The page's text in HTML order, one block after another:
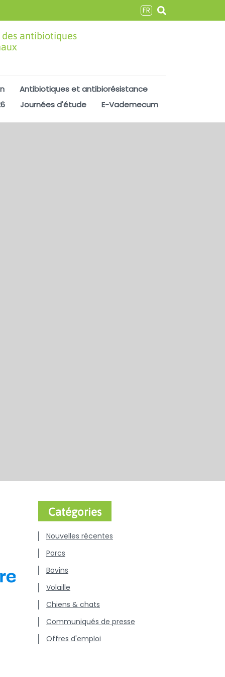
FR
antibiotiques
Antibiotiques et antibiorésistance
Journées d'étude E-Vademecum
Catégories
Nouvelles récentes
Porcs
Bovins
Volaille
Chiens & chats
Communiqués de presse
Offres d'emploi